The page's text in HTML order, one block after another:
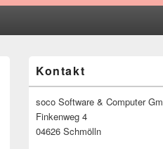
Seitenleisten-
Widgetbereich
Kontakt
soco Software & Computer
Finkenweg 4
04626 Schmölln